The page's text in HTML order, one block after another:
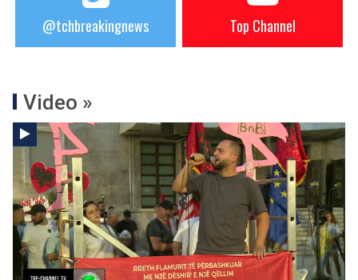
@tchbreakingnews Top Channel
Video »